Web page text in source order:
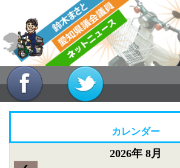
カレンダー
2026年 8月